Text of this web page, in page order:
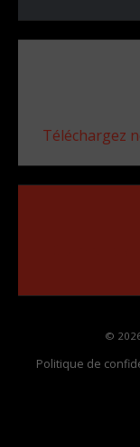
Téléchargez
©
Politique de